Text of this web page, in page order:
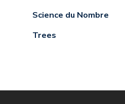
Science du Nombre
Trees